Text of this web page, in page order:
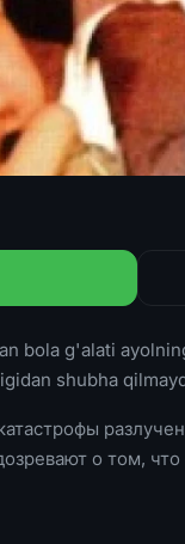
bola g'alati
shubha
о том,